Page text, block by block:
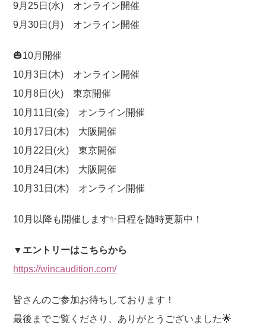
9月25日(水) オンライン開催
9月30日(月) オンライン開催
🎃10月開催
10月3日(木) オンライン開催
10月8日(火) 東京開催
10月11日(金) オンライン開催
10月17日(木) 大阪開催
10月22日(火) 東京開催
10月24日(木) 大阪開催
10月31日(木) オンライン開催
10月以降も開催します✨日程を随時更新中！
▼エントリーはこちらから
https://wincaudition.com/
皆さんのご参加お待ちしております！
最後までご覧くださり、ありがとうございました🌟